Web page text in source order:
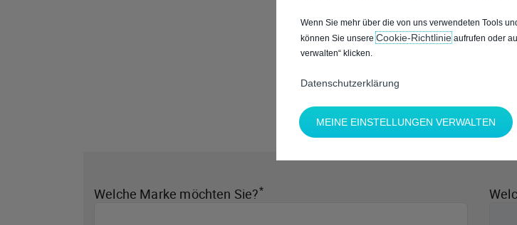
Welche Marke möchten Sie?*
Wenn Sie mehr über die von uns verwendeten Tools
können Sie unsereCookie‑Richtlinieaufrufen oder
verwalten“ klicken.
Datenschutzerklärung
MEINE EINSTELLUNGEN VERWALTEN